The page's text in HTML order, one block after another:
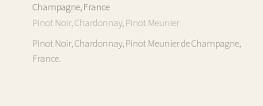
Champagne,France
Pinot Noir, Chardonnay, Pinot Meunier
Pinot Noir, Chardonnay, Pinot Meunier de Champagne,
France.